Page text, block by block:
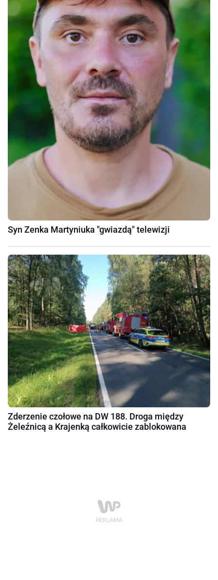
Syn Zenka Martyniuka "gwiazdą" telewizji
Zderzenie czołowe na DW 188. Droga między
Żeleźnicą a Krajenką całkowicie zablokowana